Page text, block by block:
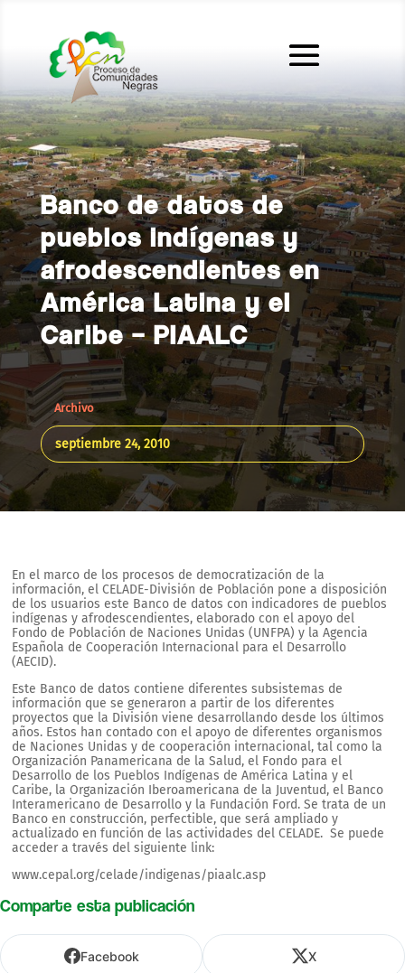
Banco de datos de
pueblos indígenas y
afrodescendientes en
América Latina y el
Caribe – PIAALC
Archivo
septiembre 24, 2010
En el marco de los procesos de democratización de la
información, el CELADE-División de Población pone a disposición
de los usuarios este Banco de datos con indicadores de pueblos
indígenas y afrodescendientes, elaborado con el apoyo del
Fondo de Población de Naciones Unidas (UNFPA) y la Agencia
Española de Cooperación Internacional para el Desarrollo
(AECID).
Este Banco de datos contiene diferentes subsistemas de
información que se generaron a partir de los diferentes
proyectos que la División viene desarrollando desde los últimos
años. Estos han contado con el apoyo de diferentes organismos
de Naciones Unidas y de cooperación internacional, tal como la
Organización Panamericana de la Salud, el Fondo para el
Desarrollo de los Pueblos Indígenas de América Latina y el
Caribe, la Organización Iberoamericana de la Juventud, el Banco
Interamericano de Desarrollo y la Fundación Ford. Se trata de un
Banco en construcción, perfectible, que será ampliado y
actualizado en función de las actividades del CELADE. Se puede
acceder a través del siguiente link:
www.cepal.org/celade/indigenas/piaalc.asp
Comparte esta publicación
Facebook X